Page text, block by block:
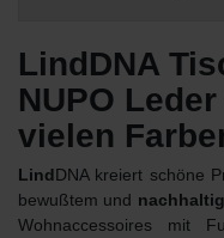
LindDNA
NUPO
vielen
LindDNA kreiert schöne
bewußtem und
Wohnaccessoires mit